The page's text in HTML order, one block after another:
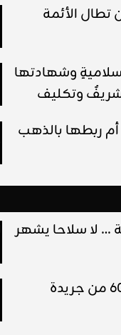
تطال الأئمة
وشهادتها
وتكليف
ربطها بالذهب
لا سلاحا يشهر
صدور العدد 602 من جريدة